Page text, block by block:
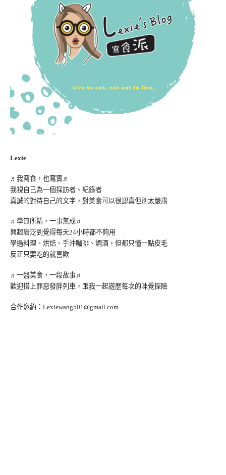
Lexie
♬我寫食，也寫實♬
我視自己為一個採訪者、紀錄者
真誠的對待自己的文字，對美食可以很認真但別太嚴肅
♬學無所精，一事無成♬
興趣廣泛到覺得每天24小時都不夠用
學過料理、烘焙、手沖咖啡、調酒，但都只懂一點皮毛
反正只要吃的就喜歡
♬一盤美食，一段故事♬
歡迎搭上罪惡發胖列車，跟我一起遊歷每次的味覺探險
合作邀約： Lexiewang501@gmail.com